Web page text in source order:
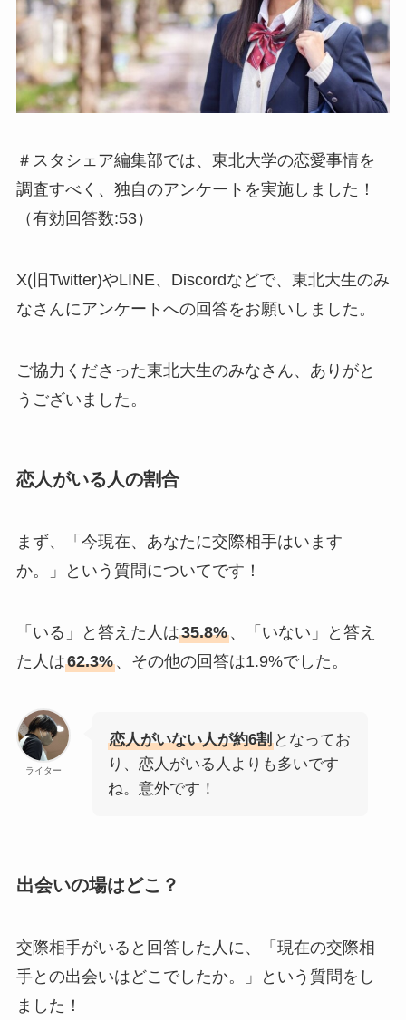
＃スタシェア編集部では、東北大学の恋愛事情を
調査すべく、独自のアンケートを実施しました！
（有効回答数:53）
X(旧Twitter)やLINE、Discordなどで、東北大生のみ
なさんにアンケートへの回答をお願いしました。
ご協力くださった東北大生のみなさん、ありがと
うございました。
恋人がいる人の割合
まず、「今現在、あなたに交際相手はいます
か。」という質問についてです！
「いる」と答えた人は35.8%、「いない」と答え
た人は62.3%、その他の回答は1.9%でした。
ライター
恋人がいない人が約6割 となってお
り、恋人がいる人よりも多いです
ね。意外です！
出会いの場はどこ？
交際相手がいると回答した人に、「現在の交際相
手との出会いはどこでしたか。」という質問をし
ました！